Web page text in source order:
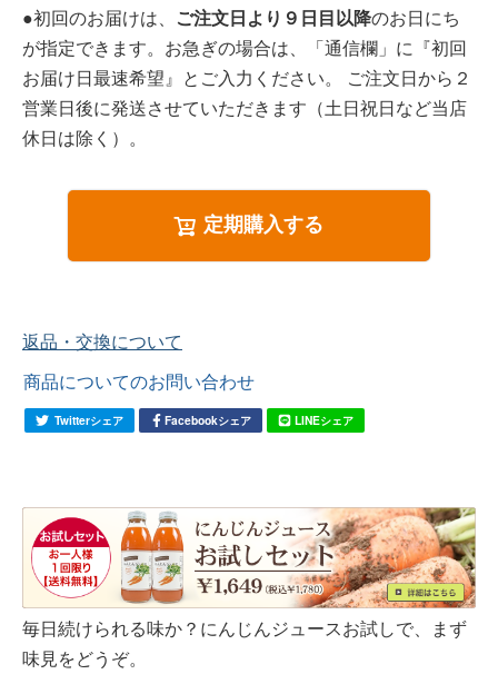
●初回のお届けは、 ご注文日より９日目以降のお日にち
が指定できます。お急ぎの場合は、「通信欄」に『初回
お届け日最速希望』とご入力ください。 ご注文日から２
営業日後に発送させていただきます（土日祝日など当店
休日は除く）。
定期購入する
返品・交換について
商品についてのお問い合わせ
Twitterシェア Facebookシェア LINEシェア
毎日続けられる味か？にんじんジュースお試しで、まず
味見をどうぞ。